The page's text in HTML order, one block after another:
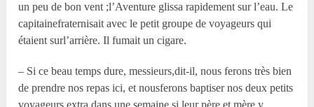
un peu de bon vent ;l’Aventure glissa rapidement sur l’eau. Le
capitainefraternisait avec le petit groupe de voyageurs qui
étaient surl’arrière. Il fumait un cigare.
– Si ce beau temps dure, messieurs,dit-il, nous ferons très bien
de prendre nos repas ici, et nousferons baptiser nos deux petits